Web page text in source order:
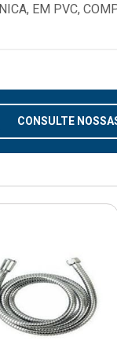
EM PVC,
CONSULTE